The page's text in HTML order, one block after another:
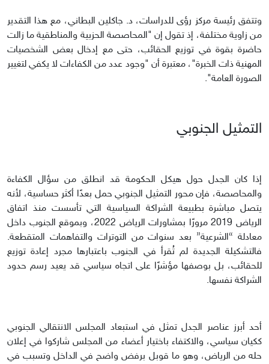
وتتفق رئيسة مركز رؤى للدراسات، د. جاكلين البطاني، مع هذا التقدير
من زاوية مختلفة، إذ تقول إن "المحاصصة الحزبية والمناطقية ما زالت
حاضرة بقوة في توزيع الحقائب، حتى مع إدخال بعض الشخصيات
المهنية ذات الخبرة"، معتبرة أن "وجود عدد من الكفاءات لا يكفي لتغيير
الصورة العامة".
التمثيل الجنوبي
إذا كان الجدل حول هيكل الحكومة قد انطلق من سؤال الكفاءة
والمحاصصة، فإن محور التمثيل الجنوبي حمل بعدًا أكثر حساسية، لأنه
يتصل مباشرة بطبيعة الشراكة السياسية التي تأسست منذ اتفاق
الرياض 2019 مرورًا بمشاورات الرياض 2022، وبموقع الجنوب داخل
معادلة “الشرعية” بعد سنوات من التوترات والتفاهمات المتقطعة.
فالتشكيلة الجديدة لم تُقرأ في الجنوب باعتبارها مجرد إعادة توزيع
للحقائب، بل بوصفها مؤشرًا على اتجاه سياسي قد يعيد رسم حدود
الشراكة نفسها.
أحد أبرز عناصر الجدل تمثل في استبعاد المجلس الانتقالي الجنوبي
ككيان سياسي، والاكتفاء باختيار أعضاء من المجلس شاركوا في إعلان
حله من الرياض، وهو ما قوبل برفض واضح في الداخل وتسبب في